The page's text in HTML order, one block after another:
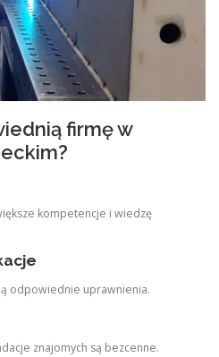
firmę w
kompetencje i wiedzę
odpowiednie uprawnienia.
znajomych są bezcenne.